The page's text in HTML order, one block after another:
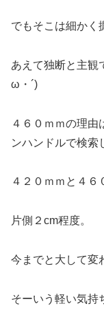
でもそこは細かく
あえて独断と主観
ω・´)
４６０ｍｍの理由
ンハンドルで検索
４２０ｍｍと４６
片側２cm程度。
今までと大して変
そーいう軽い気持